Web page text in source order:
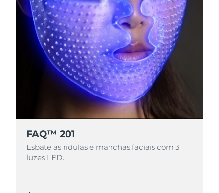
FAQ™ 201
Esbate as rídulas e manchas faciais com 3
luzes LED.